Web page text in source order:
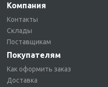
Компания
Контакты
Склады
Поставщикам
Покупателям
Как оформить заказ
Доставка